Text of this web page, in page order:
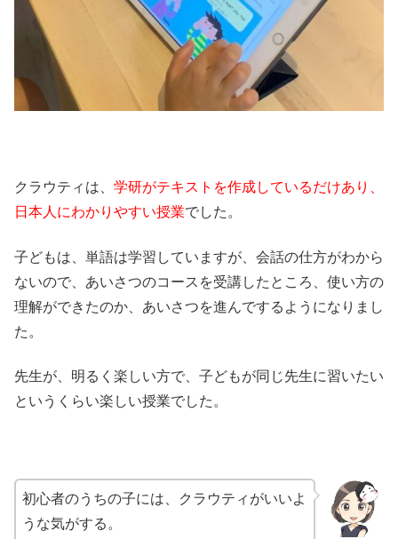
クラウティは、 学研がテキストを作成しているだけあり、
日本人にわかりやすい授業でした。
子どもは、単語は学習していますが、会話の仕方がわから
ないので、あいさつのコースを受講したところ、使い方の
理解ができたのか、あいさつを進んでするようになりまし
た。
先生が、明るく楽しい方で、子どもが同じ先生に習いたい
というくらい楽しい授業でした。
初心者のうちの子には、クラウティがいいよ
うな気がする。